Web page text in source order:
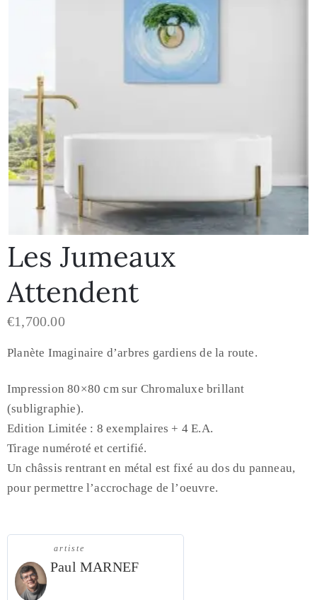
Les Jumeaux
Attendent
€1,700.00
Planète Imaginaire d’arbres gardiens de la route.
Impression 80×80 cm sur Chromaluxe brillant
(subligraphie).
Edition Limitée : 8 exemplaires + 4 E.A.
Tirage numéroté et certifié.
Un châssis rentrant en métal est fixé au dos du panneau,
pour permettre l’accrochage de l’oeuvre.
artiste
Paul MARNEF